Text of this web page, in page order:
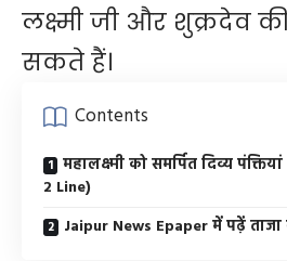
लक्ष्मी जी और शुक्रदेव
सकते हैं।
Contents
महालक्ष्मी को समर्पित दिव्य
2 Line)
Jaipur News Epaper में पढ़ें